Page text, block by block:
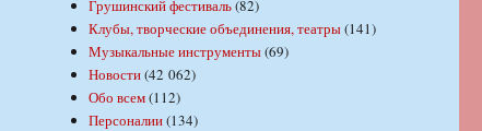
Грушинский фестиваль(82)
Клубы, творческие объединения, театры(141)
Музыкальные инструменты(69)
Новости(42 062)
Обо всем(112)
Персоналии(134)